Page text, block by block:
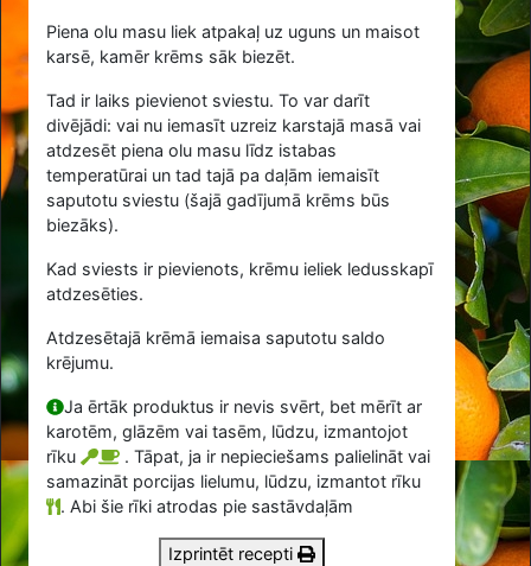
Piena olu masu liek atpakaļ uz uguns un maisot
karsē, kamēr krēms sāk biezēt.
Tad ir laiks pievienot sviestu. To var darīt
divējādi: vai nu iemasīt uzreiz karstajā masā vai
atdzesēt piena olu masu līdz istabas
temperatūrai un tad tajā pa daļām iemaisīt
saputotu sviestu (šajā gadījumā krēms būs
biezāks).
Kad sviests ir pievienots, krēmu ieliek ledusskapī
atdzesēties.
Atdzesētajā krēmā iemaisa saputotu saldo
krējumu.
Ja ērtāk produktus ir nevis svērt, bet mērīt ar
karotēm, glāzēm vai tasēm, lūdzu, izmantojot
rīku
. Tāpat, ja ir nepieciešams palielināt vai
samazināt porcijas lielumu, lūdzu, izmantot rīku
. Abi šie rīki atrodas pie sastāvdaļām
Izprintēt recepti